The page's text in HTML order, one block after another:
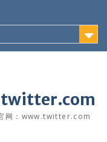
网：www.twitter.com